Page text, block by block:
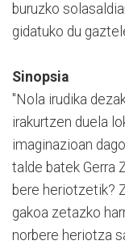
buruzko
gidatuko du
Sinopsia
"Nola irudika
irakurtzen duela
imaginazioan
talde batek Gerra
bere heriotzetik?
gakoa zetazko
norbere heriotza